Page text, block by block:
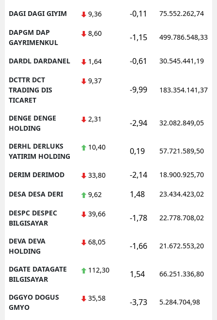
DAGI DAGI GIYIM 9,36 -0,11 75.552.262,74
DAPGM DAP
GAYRIMENKUL
8,60 -1,15 499.786.548,33
DARDL DARDANEL 1,64 -0,61 30.545.441,19
DCTTR DCT
TRADING DIS
TICARET
9,37
-9,99 183.354.141,37
DENGE DENGE
HOLDING
2,31 -2,94 32.082.849,05
DERHL DERLUKS
YATIRIM HOLDING
10,40 0,19 57.721.589,50
DERIM DERIMOD 33,80 -2,14 18.900.925,70
DESA DESA DERI 9,62 1,48 23.434.423,02
DESPC DESPEC
BILGISAYAR
39,66 -1,78 22.778.708,02
DEVA DEVA
HOLDING
68,05 -1,66 21.672.553,20
DGATE DATAGATE
BILGISAYAR
112,30 1,54 66.251.336,80
DGGYO DOGUS
GMYO
35,58 -3,73 5.284.704,98